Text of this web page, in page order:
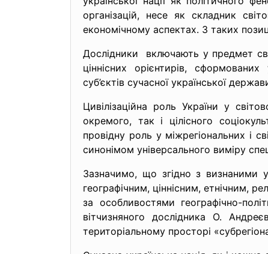
організацій, несе як складник
економічному аспектах. З таких
Дослідники включають у предмет
ціннісних орієнтирів,
суб’єктів сучасної української
Цивілізаційна роль України у
окремого, так і цілісного
провідну роль у міжрегіональних і
синонімом універсального виміру
Зазначимо, що згідно з визнаними у
географічним, ціннісним, етнічним,
за особливостями географічно-
вітчизняного дослідника О.
територіальному просторі